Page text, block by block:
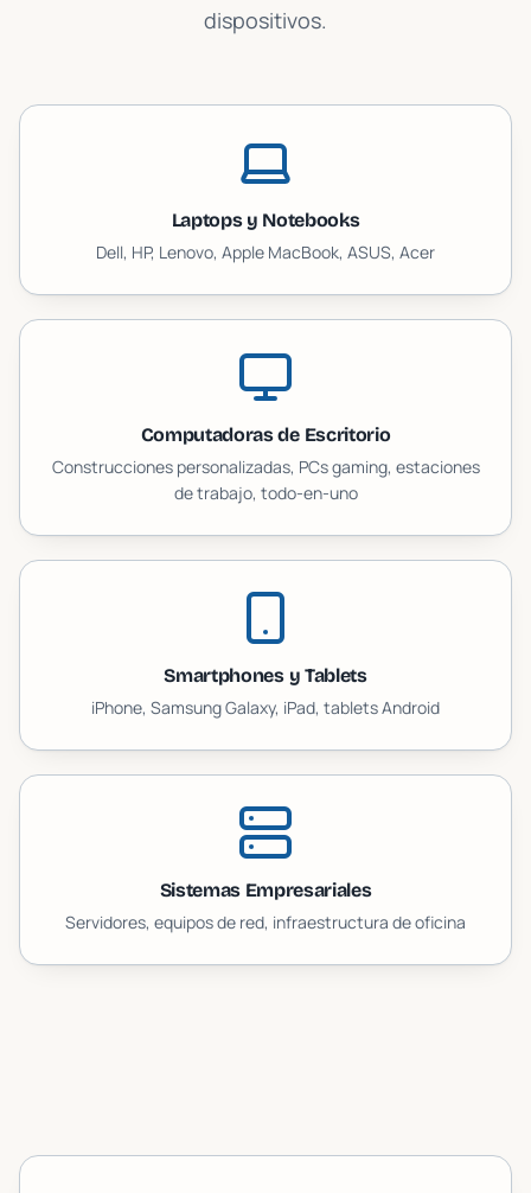
dispositivos.
Laptops y Notebooks
Dell, HP, Lenovo, Apple MacBook, ASUS, Acer
Computadoras de Escritorio
Construcciones personalizadas, PCs gaming, estaciones
de trabajo, todo-en-uno
Smartphones y Tablets
iPhone, Samsung Galaxy, iPad, tablets Android
Sistemas Empresariales
Servidores, equipos de red, infraestructura de oficina